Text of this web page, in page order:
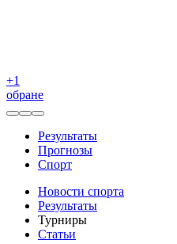
+1
обране
Результаты
Прогнозы
Спорт
Новости спорта
Результаты
Турниры
Статьи